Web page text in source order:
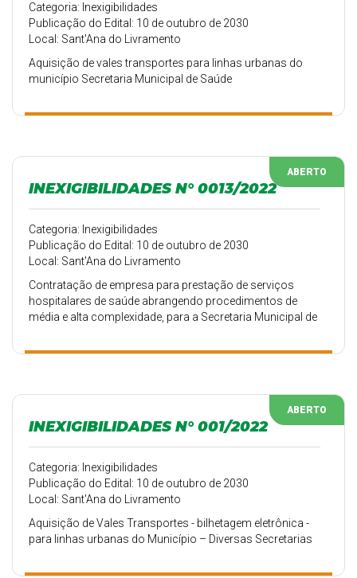
Categoria: Inexigibilidades
Publicação do Edital: 10 de outubro de 2030
Local: Sant'Ana do Livramento
Aquisição de vales transportes para linhas urbanas do
município Secretaria Municipal de Saúde
ABERTO
INEXIGIBILIDADES N° 0013/2022
Categoria: Inexigibilidades
Publicação do Edital: 10 de outubro de 2030
Local: Sant'Ana do Livramento
Contratação de empresa para prestação de serviços
hospitalares de saúde abrangendo procedimentos de
média e alta complexidade, para a Secretaria Municipal de
ABERTO
INEXIGIBILIDADES N° 001/2022
Categoria: Inexigibilidades
Publicação do Edital: 10 de outubro de 2030
Local: Sant'Ana do Livramento
Aquisição de Vales Transportes - bilhetagem eletrônica -
para linhas urbanas do Município – Diversas Secretarias